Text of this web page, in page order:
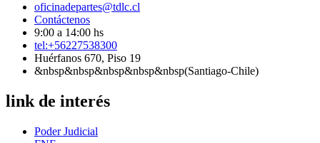
oficinadepartes@tdlc.cl
Contáctenos
9:00 a 14:00 hs
tel:+56227538300
Huérfanos 670, Piso 19
&nbsp&nbsp&nbsp&nbsp&nbsp(Santiago-Chile)
link de interés
Poder Judicial